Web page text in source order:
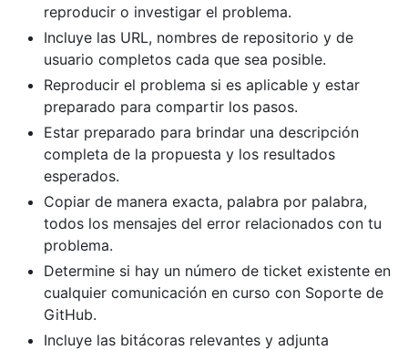
reproducir o investigar el problema.
Incluye las URL, nombres de repositorio y de
usuario completos cada que sea posible.
Reproducir el problema si es aplicable y estar
preparado para compartir los pasos.
Estar preparado para brindar una descripción
completa de la propuesta y los resultados
esperados.
Copiar de manera exacta, palabra por palabra,
todos los mensajes del error relacionados con tu
problema.
Determine si hay un número de ticket existente en
cualquier comunicación en curso con Soporte de
GitHub.
Incluye las bitácoras relevantes y adjunta